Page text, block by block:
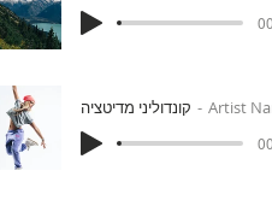
קונדוליני מדיטציה Artist